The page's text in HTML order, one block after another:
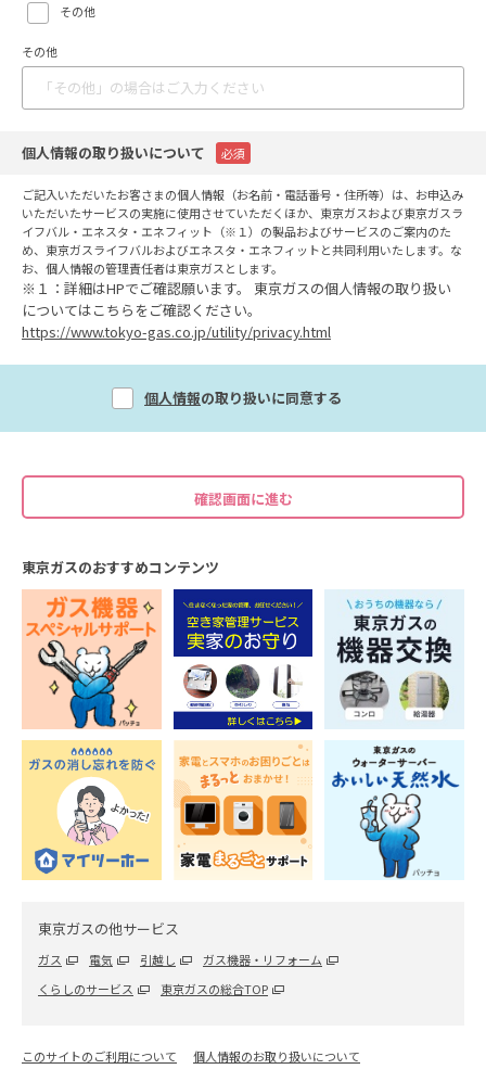
その他
その他
個人情報の取り扱いについて 必須
ご記入いただいたお客さまの個人情報（お名前・電話番号・住所等）は、お申込み
いただいたサービスの実施に使用させていただくほか、東京ガスおよび東京ガスラ
イフバル・エネスタ・エネフィット（※１）の製品およびサービスのご案内のた
め、東京ガスライフバルおよびエネスタ・エネフィットと共同利用いたします。な
お、個人情報の管理責任者は東京ガスとします。
※１：詳細はHPでご確認願います。 東京ガスの個人情報の取り扱い
についてはこちらをご確認ください。
https://www.tokyo-gas.co.jp/utility/privacy.html
個人情報の取り扱いに同意する
東京ガスのおすすめコンテンツ
東京ガスの他サービス
ガス 電気 引越し
ガス機器・リフォーム
くらしのサービス
東京ガスの総合TOP
このサイトのご利用について
個人情報のお取り扱いについて